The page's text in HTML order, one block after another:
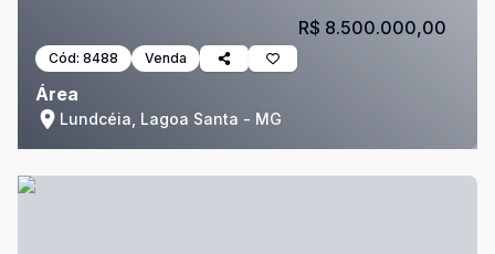
Cód: 8488 Venda
Área
Lundcéia, Lagoa Santa - MG
R$ 8.500.000,00